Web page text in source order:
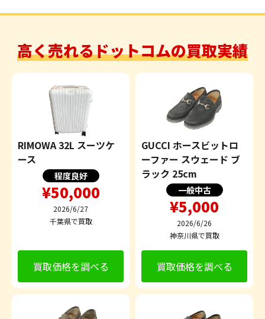
高く売れるドットコムの買取実績
RIMOWA 32L スーツケ
ース
程度良好
¥50,000
2026/6/27
千葉県で買取
買取価格を調べる
GUCCI ホースビットロ
ーファー スウェード ブ
ラック 25cm
一般中古
¥5,000
2026/6/26
神奈川県で買取
買取価格を調べる